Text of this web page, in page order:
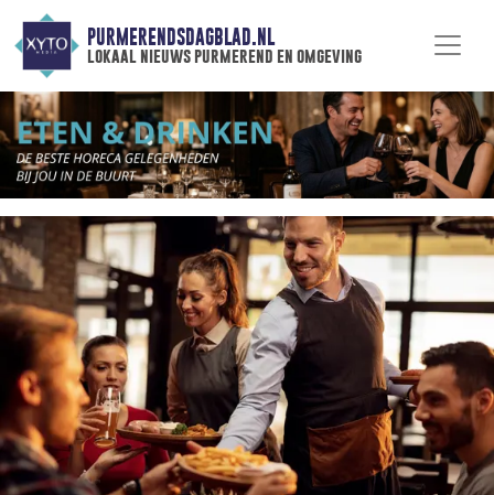
PURMERENDSDAGBLAD.NL
lokaal nieuws purmerend en omgeving